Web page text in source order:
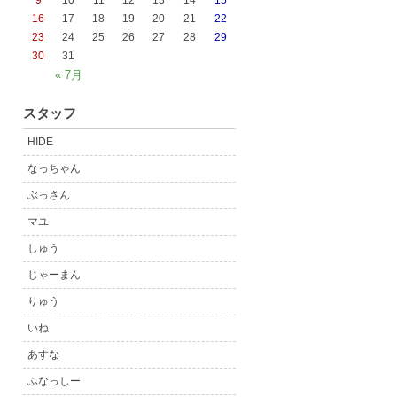
« 7月
16
17 18 19 20 21
22
23
24 25 26 27 28
29
30
31
スタッフ
HIDE
なっちゃん
ぶっさん
マユ
しゅう
じゃーまん
りゅう
いね
あすな
ふなっしー